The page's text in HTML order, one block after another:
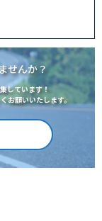
せんか？
しています！
お願いいたします。